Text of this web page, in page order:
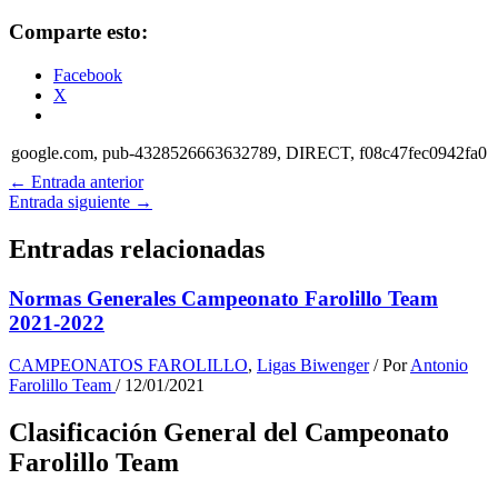
Comparte esto:
Facebook
X
google.com, pub-4328526663632789, DIRECT, f08c47fec0942fa0
← Entrada anterior
Entrada siguiente →
Entradas relacionadas
Normas Generales Campeonato Farolillo Team
2021-2022
CAMPEONATOS FAROLILLO, Ligas Biwenger/ PorAntonio
Farolillo Team / 12/01/2021
Clasificación General del Campeonato
Farolillo Team